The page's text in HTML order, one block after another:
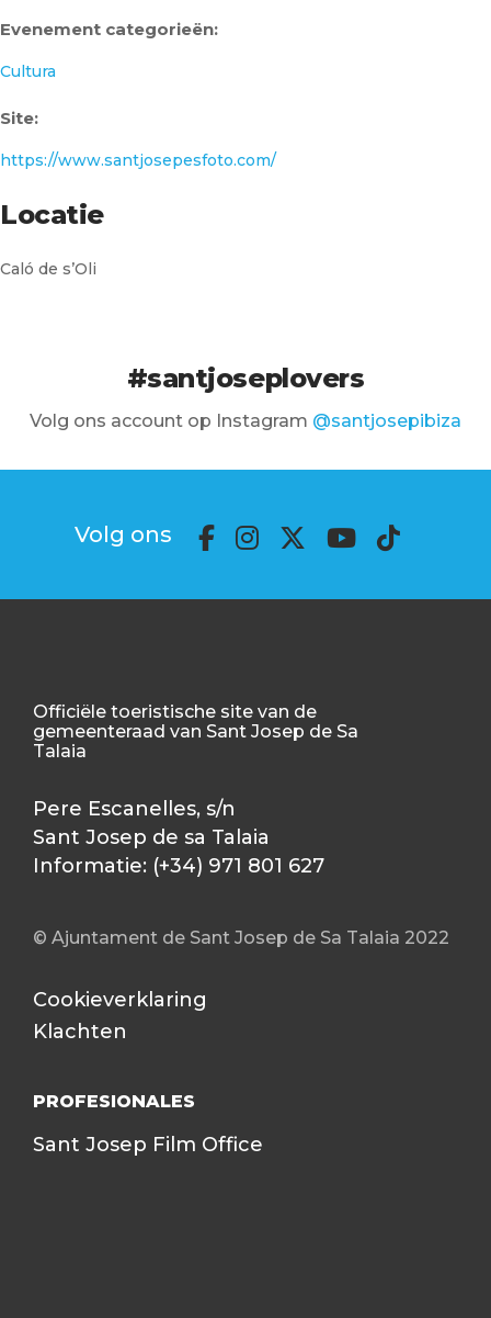
Evenement categorieën:
Cultura
Site:
https://www.santjosepesfoto.com/
Locatie
Caló de s’Oli
#santjoseplovers
Volg ons account op Instagram @santjosepibiza
Volg ons
Officiële toeristische site van de
gemeenteraad van Sant Josep de Sa
Talaia
Pere Escanelles, s/n
Sant Josep de sa Talaia
Informatie: (+34) 971 801 627
© Ajuntament de Sant Josep de Sa Talaia 2022
Cookieverklaring
Klachten
PROFESIONALES
Sant Josep Film Office